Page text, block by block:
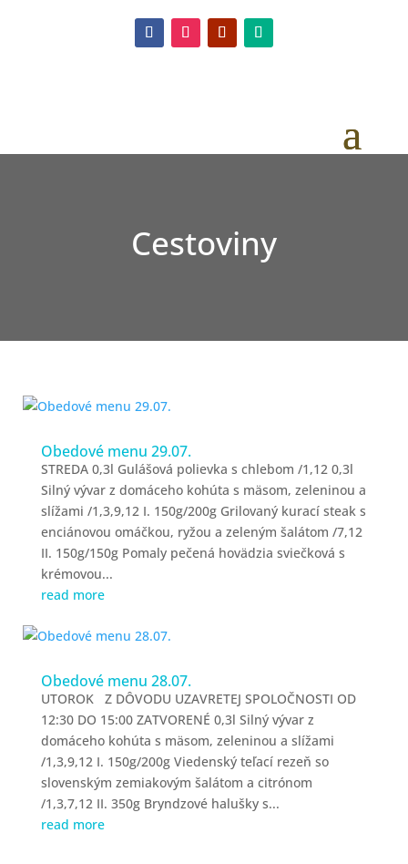
Cestoviny
Obedové menu 29.07.
STREDA 0,3l Gulášová polievka s chlebom /1,12 0,3l
Silný vývar z domáceho kohúta s mäsom, zeleninou a
slížami /1,3,9,12 I. 150g/200g Grilovaný kurací steak s
enciánovou omáčkou, ryžou a zeleným šalátom /7,12
II. 150g/150g Pomaly pečená hovädzia sviečková s
krémovou...
read more
Obedové menu 28.07.
UTOROK Z DÔVODU UZAVRETEJ SPOLOČNOSTI OD
12:30 DO 15:00 ZATVORENÉ 0,3l Silný vývar z
domáceho kohúta s mäsom, zeleninou a slížami
/1,3,9,12 I. 150g/200g Viedenský teľací rezeň so
slovenským zemiakovým šalátom a citrónom
/1,3,7,12 II. 350g Bryndzové halušky s...
read more